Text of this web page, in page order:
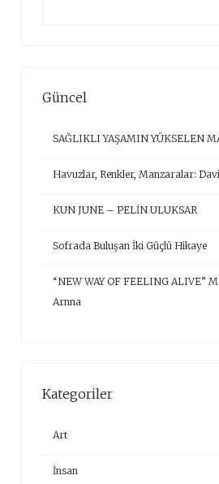
Güncel
SAĞLIKLI YAŞAMIN YÜKSELEN
Havuzlar, Renkler, Manzaralar:
KUN JUNE – PELİN ULUKSAR
Sofrada Buluşan İki Güçlü Hikaye
“NEW WAY OF FEELING ALIVE”
Arnna
Kategoriler
Art
İnsan